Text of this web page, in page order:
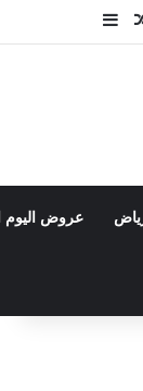
الدخول
مقال عشوائي
إضافة عمود
عروض اليوم